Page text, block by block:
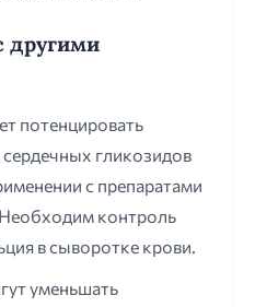
другими
потенцировать
гликозидов
с препаратами
контроль
в сыворотке крови.
уменьшать